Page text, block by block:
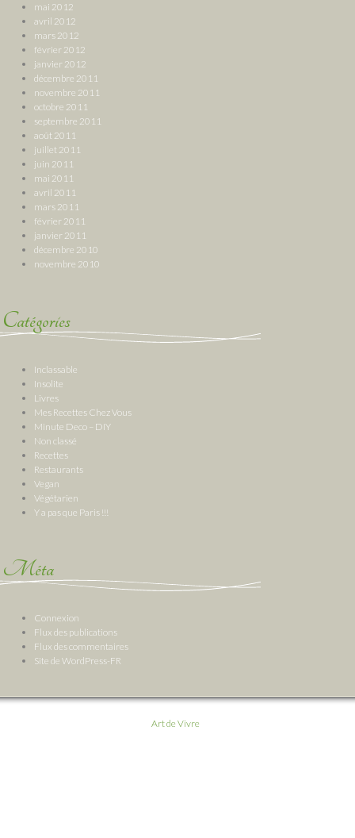
mai 2012
avril 2012
mars 2012
février 2012
janvier 2012
décembre 2011
novembre 2011
octobre 2011
septembre 2011
août 2011
juillet 2011
juin 2011
mai 2011
avril 2011
mars 2011
février 2011
janvier 2011
décembre 2010
novembre 2010
Catégories
Inclassable
Insolite
Livres
Mes Recettes Chez Vous
Minute Deco – DIY
Non classé
Recettes
Restaurants
Vegan
Végétarien
Y a pas que Paris !!!
Méta
Connexion
Flux des publications
Flux des commentaires
Site de WordPress-FR
Art de Vivre